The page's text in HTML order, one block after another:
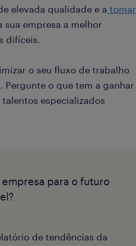
elevada qualidade e a tomar
sua empresa a melhor
difíceis.
o seu fluxo de trabalho
. Pergunte o que tem a ganhar
talentos especializados
para o futuro
de tendências da